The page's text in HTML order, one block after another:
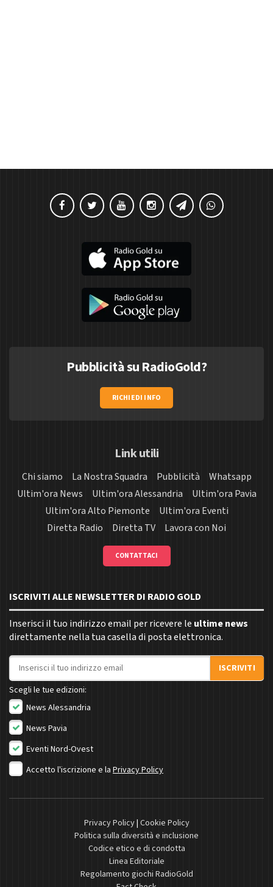
Pubblicità su RadioGold?
RICHIEDI INFO
Link utili
Chi siamo La Nostra Squadra Pubblicità
Whatsapp
Ultim'ora News
Ultim'ora Alessandria
Ultim'ora Pavia
Ultim'ora Alto Piemonte
Ultim'ora Eventi
Diretta Radio
Diretta TV Lavora con Noi
CONTATTACI
ISCRIVITI ALLE NEWSLETTER DI RADIO GOLD
Inserisci il tuo indirizzo email per ricevere le ultime news
direttamente nella tua casella di posta elettronica.
Indirizzo email
ISCRIVITI
Scegli le tue edizioni:
News Alessandria
News Pavia
Eventi Nord-Ovest
Accetto l'iscrizione e la Privacy Policy
Privacy Policy| Cookie Policy
Politica sulla diversità e inclusione
Codice etico e di condotta
Linea Editoriale
Regolamento giochi RadioGold